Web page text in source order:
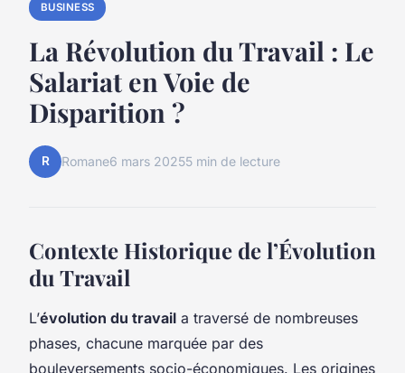
BUSINESS
La Révolution du Travail : Le
Salariat en Voie de
Disparition ?
R Romane6 mars 20255 min de lecture
Contexte Historique de l’Évolution
du Travail
L’évolution du travail a traversé de nombreuses
phases, chacune marquée par des
bouleversements socio-économiques. Les origines